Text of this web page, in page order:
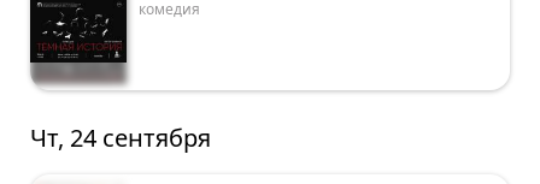
комедия
Чт, 24 сентября